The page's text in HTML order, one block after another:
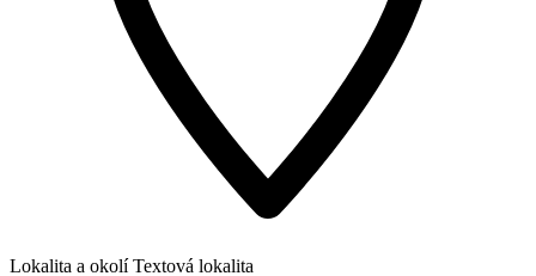
Lokalita a okolí Textová lokalita